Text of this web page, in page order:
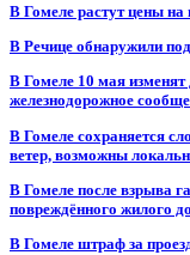
В Гомеле растут цены на
В Речице обнаружили
В Гомеле 10 мая изменят
железнодорожное
В Гомеле сохраняется
ветер, возможны
В Гомеле после взрыва
повреждённого жилого
В Гомеле штраф за